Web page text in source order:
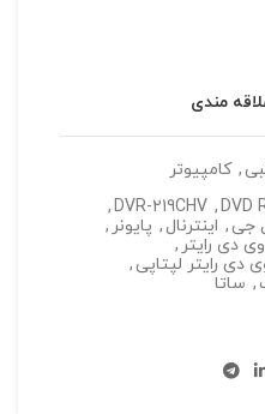
مندی
, کامپیوتر
DVD
,
DVR-219CHV
,
جی , اینترنال , پایونر ,
دی رایتر ,
دی رایتر لپتاپی ,
, ساتا